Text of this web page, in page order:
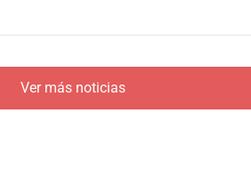
Ver más noticias